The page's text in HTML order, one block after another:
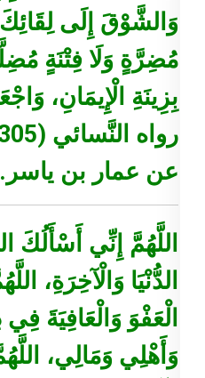
وَالشَّوْقَ إِلَى
مُضِرَّةٍ وَلَا فِتْنَةٍ
بِزِينَةِ الْإِيمَانِ،
عن عمار بن ياسر.
اللَّهُمَّ إِنِّي أَسْأَلُكَ
الدُّنْيَا وَالْآخِرَةِ،
الْعَفْوَ وَالْعَافِيَةَ
وَأَهْلِي وَمَالِي،